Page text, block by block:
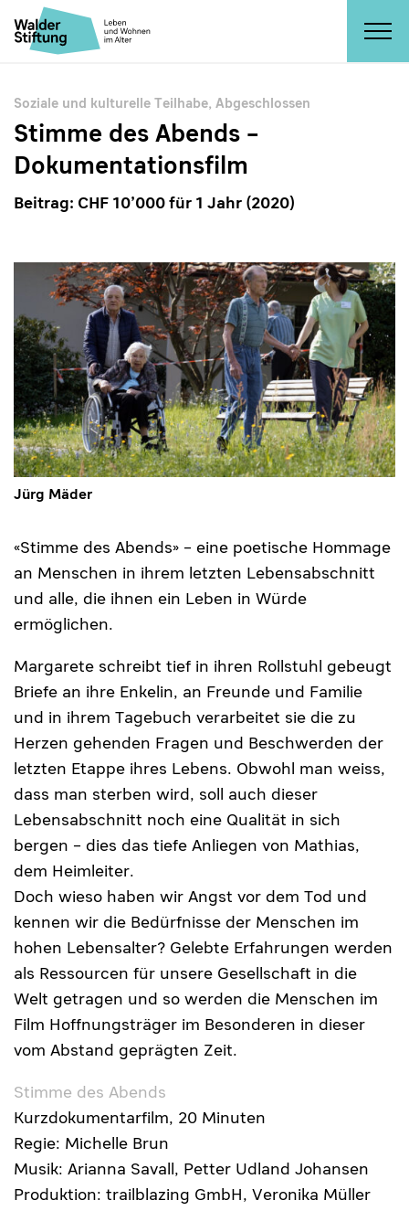
Soziale und kulturelle Teilhabe, Abgeschlossen
Stimme des Abends –
Dokumentationsfilm
Beitrag: CHF 10’000 für 1 Jahr (2020)
Jürg Mäder
«Stimme des Abends» – eine poetische Hommage
an Menschen in ihrem letzten Lebensabschnitt
und alle, die ihnen ein Leben in Würde
ermöglichen.
Margarete schreibt tief in ihren Rollstuhl gebeugt
Briefe an ihre Enkelin, an Freunde und Familie
und in ihrem Tagebuch verarbeitet sie die zu
Herzen gehenden Fragen und Beschwerden der
letzten Etappe ihres Lebens. Obwohl man weiss,
dass man sterben wird, soll auch dieser
Lebensabschnitt noch eine Qualität in sich
bergen – dies das tiefe Anliegen von Mathias,
dem Heimleiter.
Doch wieso haben wir Angst vor dem Tod und
kennen wir die Bedürfnisse der Menschen im
hohen Lebensalter? Gelebte Erfahrungen werden
als Ressourcen für unsere Gesellschaft in die
Welt getragen und so werden die Menschen im
Film Hoffnungsträger im Besonderen in dieser
vom Abstand geprägten Zeit.
Stimme des Abends
Kurzdokumentarfilm, 20 Minuten
Regie: Michelle Brun
Musik: Arianna Savall, Petter Udland Johansen
Produktion: trailblazing GmbH, Veronika Müller